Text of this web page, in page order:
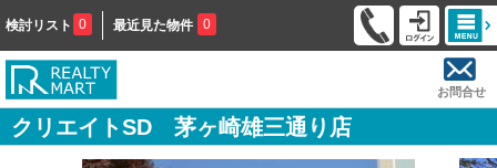
検討リスト 0 最近見た物件 0
お問合せ
クリエイトSD 茅ヶ崎雄三通り店